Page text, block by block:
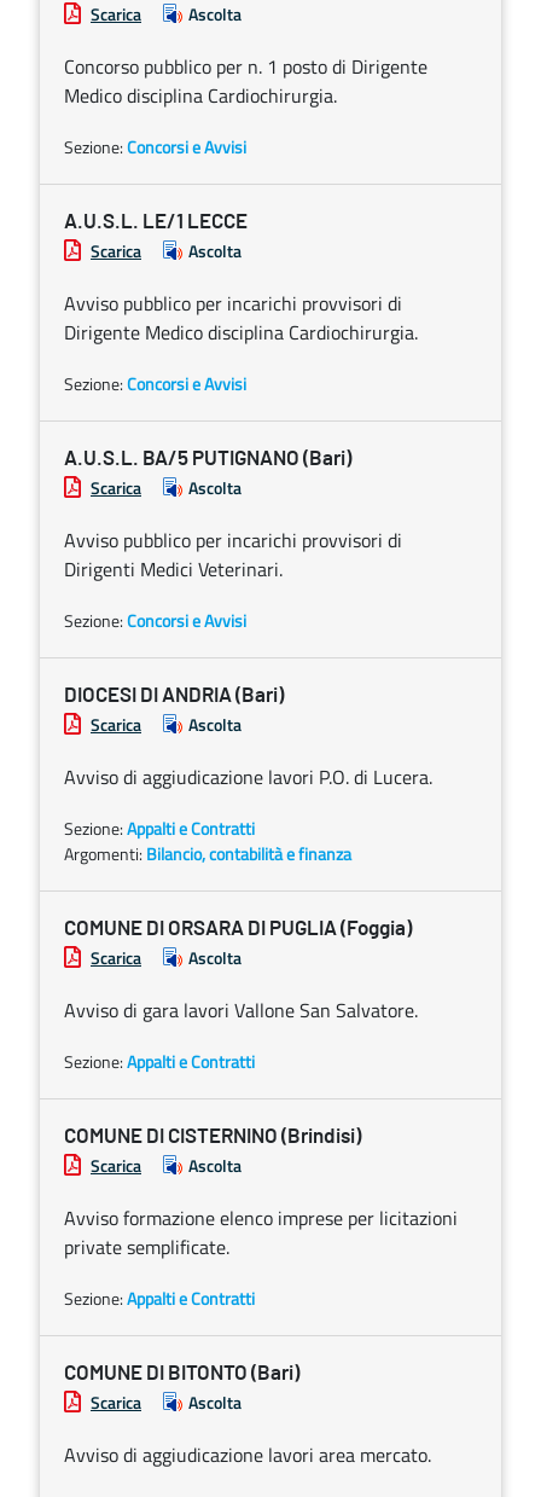
Scarica Ascolta
Concorso pubblico per n. 1 posto di Dirigente
Medico disciplina Cardiochirurgia.
Sezione:Concorsi e Avvisi
A.U.S.L. LE/1 LECCE
Scarica Ascolta
Avviso pubblico per incarichi provvisori di
Dirigente Medico disciplina Cardiochirurgia.
Sezione:Concorsi e Avvisi
A.U.S.L. BA/5 PUTIGNANO (Bari)
Scarica Ascolta
Avviso pubblico per incarichi provvisori di
Dirigenti Medici Veterinari.
Sezione:Concorsi e Avvisi
DIOCESI DI ANDRIA (Bari)
Scarica Ascolta
Avviso di aggiudicazione lavori P.O. di Lucera.
Sezione:Appalti e Contratti
Argomenti: Bilancio, contabilità e finanza
COMUNE DI ORSARA DI PUGLIA (Foggia)
Scarica Ascolta
Avviso di gara lavori Vallone San Salvatore.
Sezione:Appalti e Contratti
COMUNE DI CISTERNINO (Brindisi)
Scarica Ascolta
Avviso formazione elenco imprese per licitazioni
private semplificate.
Sezione:Appalti e Contratti
COMUNE DI BITONTO (Bari)
Scarica Ascolta
Avviso di aggiudicazione lavori area mercato.